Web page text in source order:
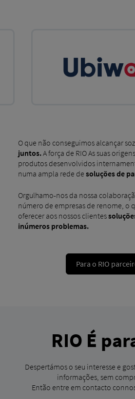
O que não conseguimos alcançar
juntos.A força de RIO As suas
produtos desenvolvidos
numa ampla rede de soluções de
Orgulhamo-nos da nossa
número de empresas de renome, o
oferecer aos nossos clientes
inúmeros problemas.
Para o RIO
RIO É
Despertámos o seu interesse e
informações, sem
Então entre em contacto